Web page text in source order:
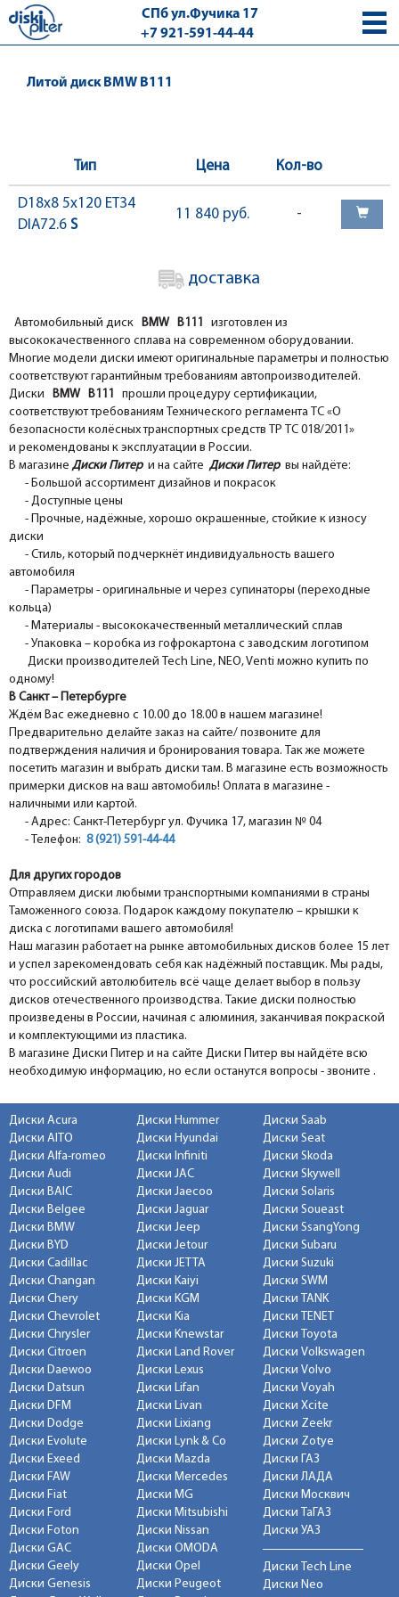
СПб ул.Фучика 17
+7 921-591-44-44
Литой диск BMW B111
Тип Цена Кол-во
D18x8 5x120 ET34
DIA72.6 S
11 840 руб. -
доставка
Автомобильный диск BMW B111
изготовлен из
высококачественного сплава на современном оборудовании.
Многие модели диски имеют оригинальные параметры и полностью
соответствуют гарантийным требованиям автопроизводителей.
Диски BMW B111
прошли процедуру сертификации,
соответствуют требованиям Технического регламента ТС «О
безопасности колёсных транспортных средств ТР ТС 018/2011»
и рекомендованы к эксплуатации в России.
В магазине Диски Питер и на сайте Диски Питер вы найдёте:
- Большой ассортимент дизайнов и покрасок
- Доступные цены
- Прочные, надёжные, хорошо окрашенные, стойкие к износу
диски
- Стиль, который подчеркнёт индивидуальность вашего
автомобиля
- Параметры - оригинальные и через супинаторы (переходные
кольца)
- Материалы - высококачественный металлический сплав
- Упаковка – коробка из гофрокартона с заводским логотипом
Диски производителей Tech Line, NEO, Venti можно купить по
одному!
В Санкт – Петербурге
Ждём Вас ежедневно с 10.00 до 18.00 в нашем магазине!
Предварительно делайте заказ на сайте/ позвоните для
подтверждения наличия и бронирования товара. Так же можете
посетить магазин и выбрать диски там. В магазине есть возможность
примерки дисков на ваш автомобиль! Оплата в магазине -
наличными или картой.
- Адрес: Санкт-Петербург ул. Фучика 17, магазин № 04
- Телефон: 8 (921) 591-44-44
Для других городов
Отправляем диски любыми транспортными компаниями в страны
Таможенного союза. Подарок каждому покупателю – крышки к
диска с логотипами вашего автомобиля!
Наш магазин работает на рынке автомобильных дисков более 15 лет
и успел зарекомендовать себя как надёжный поставщик. Мы рады,
что российский автолюбитель всё чаще делает выбор в пользу
дисков отечественного производства. Такие диски полностью
произведены в России, начиная с алюминия, заканчивая покраской
и комплектующими из пластика.
В магазине Диски Питер и на сайте Диски Питер вы найдёте всю
необходимую информацию, но если останутся вопросы - звоните .
Диски Acura
Диски AITO
Диски Alfa-romeo
Диски Audi
Диски BAIC
Диски Belgee
Диски BMW
Диски BYD
Диски Cadillac
Диски Changan
Диски Chery
Диски Chevrolet
Диски Chrysler
Диски Citroen
Диски Daewoo
Диски Datsun
Диски DFM
Диски Dodge
Диски Evolute
Диски Exeed
Диски FAW
Диски Fiat
Диски Ford
Диски Foton
Диски GAC
Диски Geely
Диски Genesis
Диски Hummer
Диски Hyundai
Диски Infiniti
Диски JAC
Диски Jaecoo
Диски Jaguar
Диски Jeep
Диски Jetour
Диски JETTA
Диски Kaiyi
Диски KGM
Диски Kia
Диски Knewstar
Диски Land Rover
Диски Lexus
Диски Lifan
Диски Livan
Диски Lixiang
Диски Lynk & Co
Диски Mazda
Диски Mercedes
Диски MG
Диски Mitsubishi
Диски Nissan
Диски OMODA
Диски Opel
Диски Peugeot
Диски Saab
Диски Seat
Диски Skoda
Диски Skywell
Диски Solaris
Диски Soueast
Диски SsangYong
Диски Subaru
Диски Suzuki
Диски SWM
Диски TANK
Диски TENET
Диски Toyota
Диски Volkswagen
Диски Volvo
Диски Voyah
Диски Xcite
Диски Zeekr
Диски Zotye
Диски ГАЗ
Диски ЛАДА
Диски Москвич
Диски ТаГАЗ
Диски УАЗ
Диски Tech Line
Диски Neo